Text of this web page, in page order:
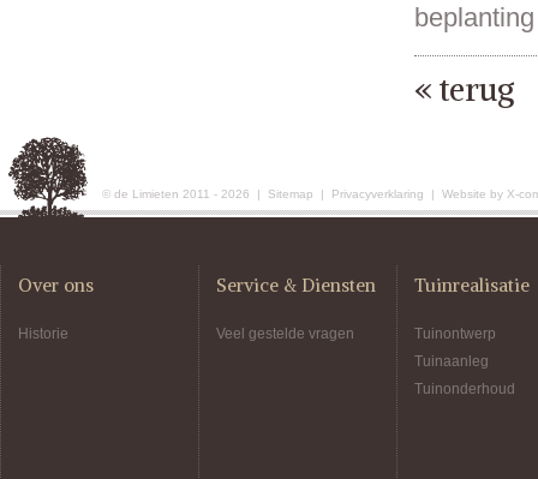
« terug
© de Limieten 2011 - 2026 | Sitemap | Privacyverklaring | Website by X-
Over ons
Historie
Service & Diensten
Veel gestelde vragen
Tuinrealisatie
Tuinontwerp
Tuinaanleg
Tuinonderhoud